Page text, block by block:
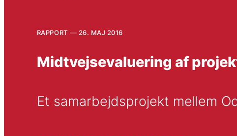
RAPPORT 26. MAJ 2016
Midtvejsevaluering af
Et samarbejdsprojekt mellem